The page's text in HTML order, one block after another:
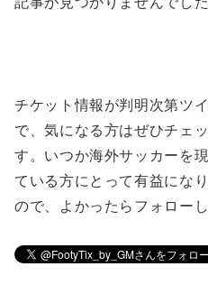
チケット情報が判明次第ツ
で、気になる方はぜひチェ
す。いつか海外サッカーを
ている方にとって有益にな
ので、よかったらフォロー